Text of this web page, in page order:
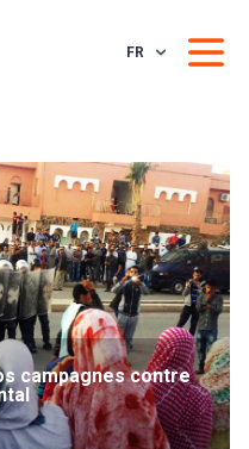
FR
campagnes contre